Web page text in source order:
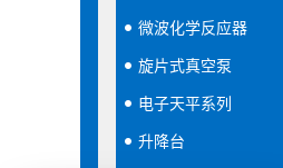
微波化学反应器
旋片式真空泵
电子天平系列
升降台